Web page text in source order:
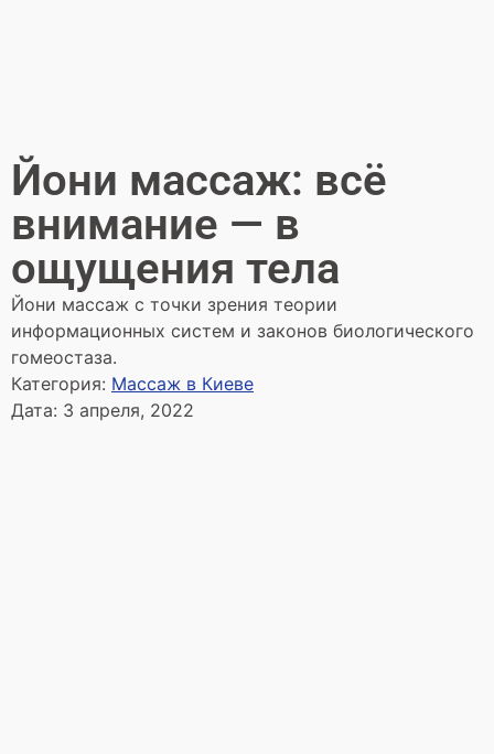
Йони массаж: всё
внимание — в
ощущения тела
Йони массаж с точки зрения теории
информационных систем и законов биологического
гомеостаза.
Категория: Массаж в Киеве
Дата: 3 апреля, 2022